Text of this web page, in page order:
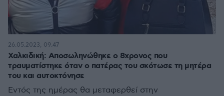
Χαλκιδική: Αποσωληνώθηκε ο 8χρονος που
τραυματίστηκε όταν ο πατέρας του σκότωσε τη μητέρα
του και αυτοκτόνησε
Eντός της ημέρας θα μεταφερθεί στην
26.05.2023, 09:47